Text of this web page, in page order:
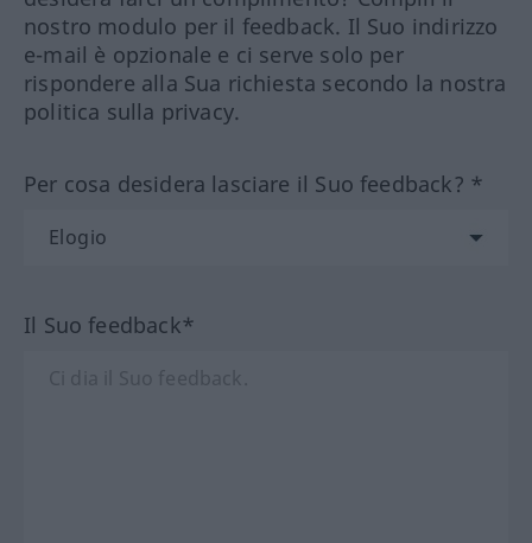
nostro modulo per il feedback. Il Suo indirizzo
e-mail è opzionale e ci serve solo per
rispondere alla Sua richiesta secondo la nostra
politica sulla privacy.
Per cosa desidera lasciare il Suo feedback? *
Il Suo feedback*